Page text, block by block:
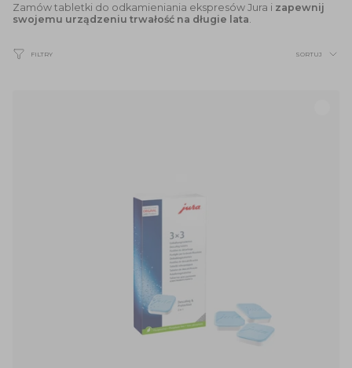
Zamów tabletki do odkamieniania ekspresów Jura i zapewnij
swojemu urządzeniu trwałość na długie lata
FILTRY SORTUJ